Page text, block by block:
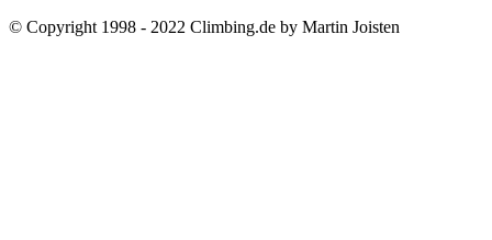
© Copyright 1998 - 2022 Climbing.de by Martin Joisten